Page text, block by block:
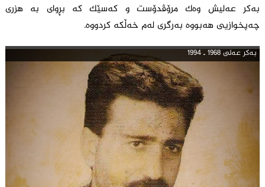
بەکر عەلیش وەک مرۆڤدۆست و کەسێک کە بڕوای بە هزری
چەپخوازیی هەبووە بەرگری لەم خەڵکە کردووە.
بەکر عەلی 1968 ـ 1994